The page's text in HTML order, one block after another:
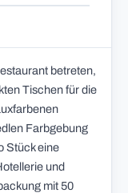
betreten,
Tischen für die
Farbgebung
Stück eine
und
mit 50